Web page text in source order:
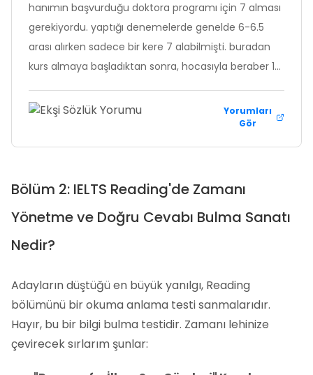
hanımın başvurduğu doktora programı için 7 alması
gerekiyordu. yaptığı denemelerde genelde 6-6.5
arası alırken sadece bir kere 7 alabilmişti. buradan
kurs almaya başladıktan sonra, hocasıyla beraber 1
sınavdan 8.5 aldı. verdiğimiz paralar helal olsun, hoş
Yorumları
Gör
Bölüm 2: IELTS Reading'de Zamanı
Yönetme ve Doğru Cevabı Bulma Sanatı
Nedir?
Adayların düştüğü en büyük yanılgı, Reading
bölümünü bir okuma anlama testi sanmalarıdır.
Hayır, bu bir bilgi bulma testidir. Zamanı lehinize
çevirecek sırlarım şunlar: